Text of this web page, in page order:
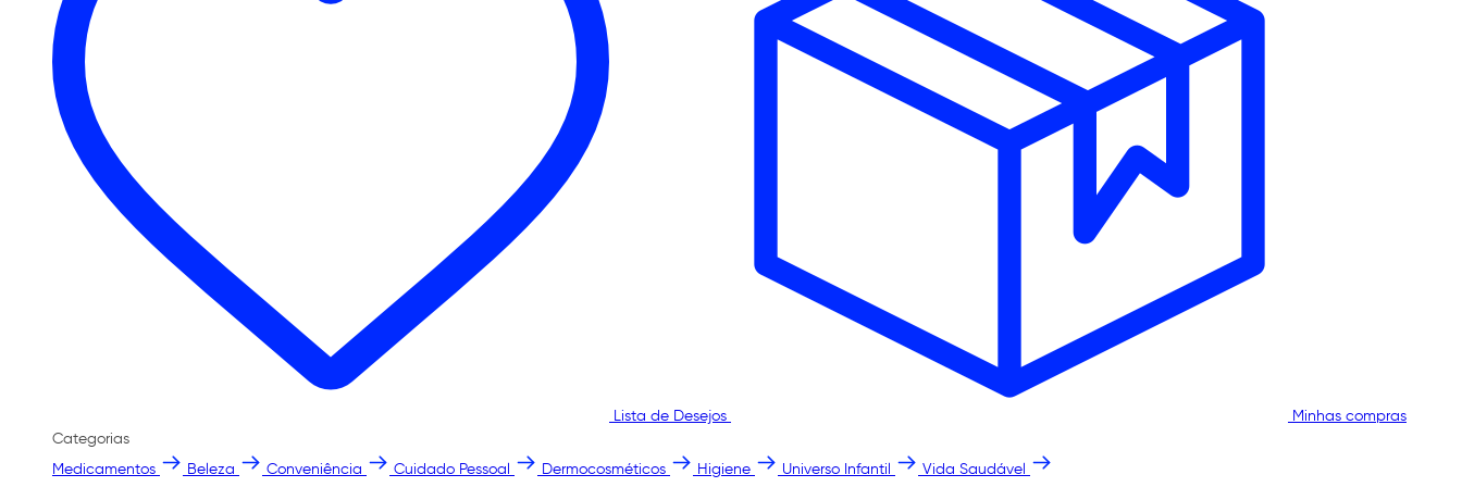
Lista de Desejos
Minhas compras
Categorias
Medicamentos
Beleza Conveniência Cuidado Pessoal Dermocosméticos Higiene Universo Infantil Vida Saudável